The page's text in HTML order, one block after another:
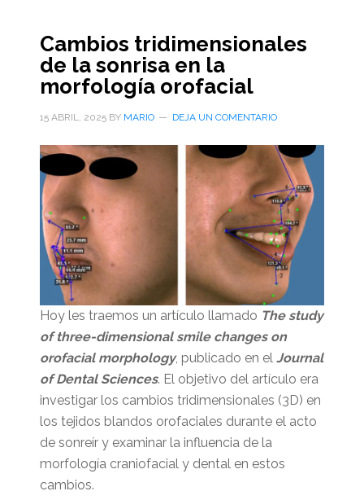
Cambios tridimensionales
de la sonrisa en la
morfología orofacial
15 ABRIL, 2025BY MARIO DEJA UN COMENTARIO
Hoy les traemos un artículo llamado The study
of three-dimensional smile changes on
orofacial morphology, publicado en el Journal
of Dental Sciences. El objetivo del artículo era
investigar los cambios tridimensionales (3D) en
los tejidos blandos orofaciales durante el acto
de sonreír y examinar la influencia de la
morfología craniofacial y dental en estos
cambios.